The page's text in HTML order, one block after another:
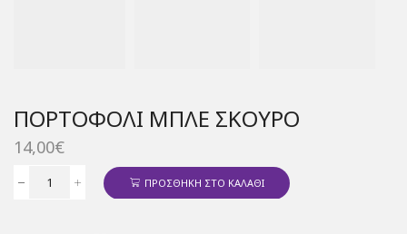
ΠΟΡΤΟΦΌΛΙ ΜΠΛΕ ΣΚΟΎΡΟ
14,00€
Πορτοφόλι
ΠΡΟΣΘΉΚΗ ΣΤΟ ΚΑΛΆΘΙ